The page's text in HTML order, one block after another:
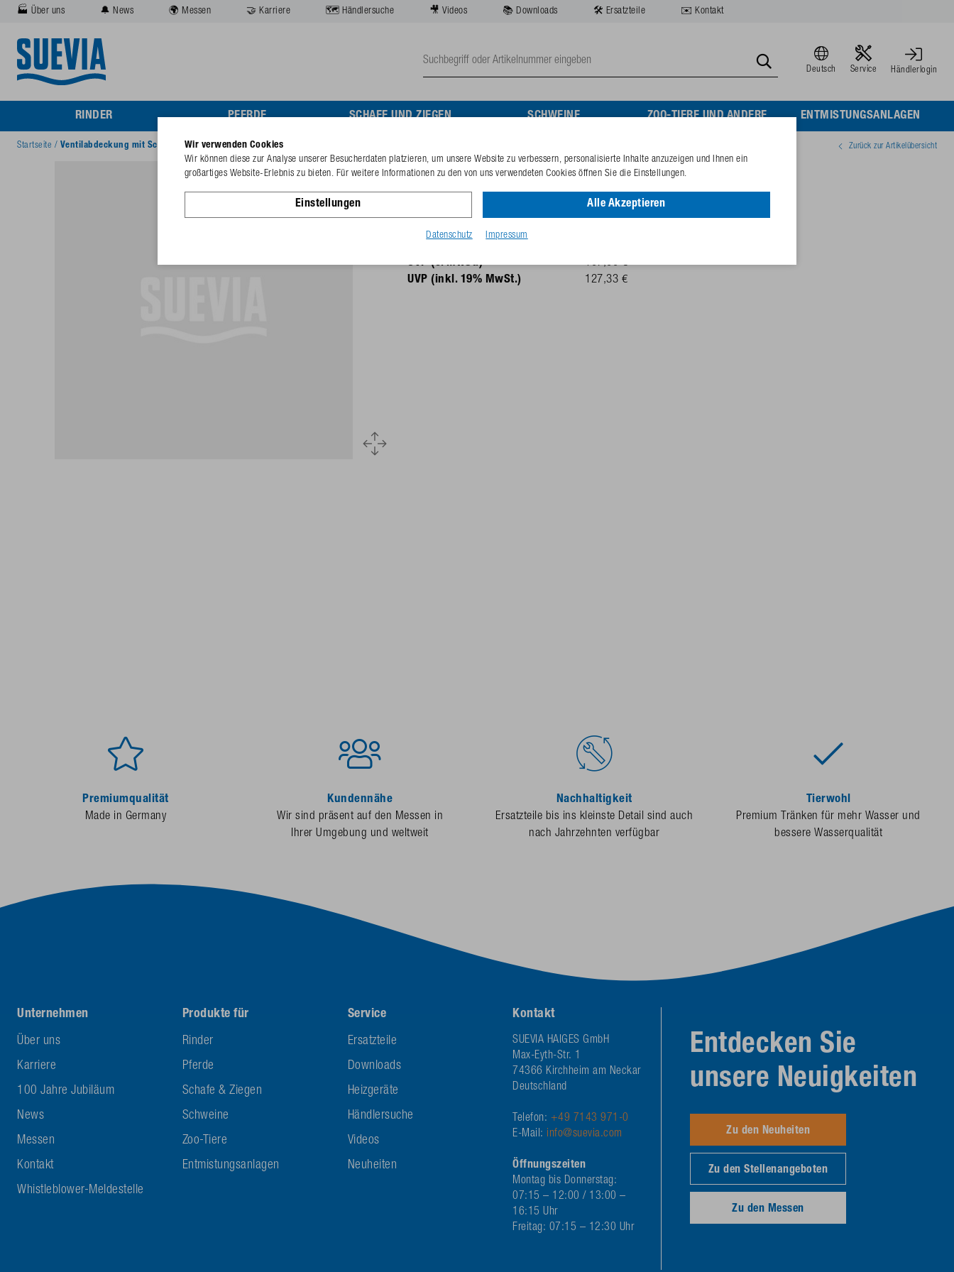
🏭 Über uns 🔔 News 🌍 Messen 🤝 Karriere 🗺️ Händlersuche 🎥 Videos 📚 Downloads 🛠️ Ersatzteile ✉️ Kontakt
Deutsch Service Händlerlogin
RINDER PFERDE SCHAFE UND ZIEGEN SCHWEINE ZOO-TIERE UND ANDERE ENTMISTUNGSANLAGEN
Startseite / Ventilabdeckung mit Schrauben Zurück zur Artikelübersicht
Ventilabdeckung mit Schrauben
GTIN-Code
UVP (o. MwSt.)
107,00 €
UVP (inkl. 19% MwSt.)
127,33 €
Premiumqualität
Made in Germany
Kundennähe
Wir sind präsent auf den Messen in
Ihrer Umgebung und weltweit
Nachhaltigkeit
Ersatzteile bis ins kleinste Detail sind auch
nach Jahrzehnten verfügbar
Tierwohl
Premium Tränken für mehr Wasser und
bessere Wasserqualität
Unternehmen
Über uns
Karriere
100 Jahre Jubiläum
News
Messen
Kontakt
Whistleblower-Meldestelle
Produkte für
Rinder
Pferde
Schafe & Ziegen
Schweine
Zoo-Tiere
Entmistungsanlagen
Service
Ersatzteile
Downloads
Heizgeräte
Händlersuche
Videos
Neuheiten
Kontakt
SUEVIA HAIGES GmbH
Max-Eyth-Str. 1
74366 Kirchheim am Neckar
Deutschland
Telefon: +49 7143 971-0
E-Mail: info@suevia.com
Öffnungszeiten
Montag bis Donnerstag:
07:15 – 12:00 / 13:00 –
16:15 Uhr
Freitag: 07:15 – 12:30 Uhr
Entdecken Sie
unsere Neuigkeiten
Zu den Neuheiten
Zu den Stellenangeboten
Zu den Messen
Wir verwenden Cookies
Wir können diese zur Analyse unserer Besucherdaten platzieren, um unsere Website zu verbessern, personalisierte Inhalte anzuzeigen und Ihnen ein
großartiges Website-Erlebnis zu bieten. Für weitere Informationen zu den von uns verwendeten Cookies öffnen Sie die Einstellungen.
Einstellungen Alle Akzeptieren
Datenschutz Impressum